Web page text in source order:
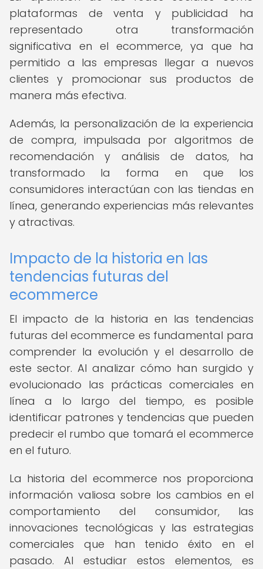
plataformas de venta y publicidad ha
representado otra transformación
significativa en el ecommerce, ya que ha
permitido a las empresas llegar a nuevos
clientes y promocionar sus productos de
manera más efectiva.
Además, la personalización de la experiencia
de compra, impulsada por algoritmos de
recomendación y análisis de datos, ha
transformado la forma en que los
consumidores interactúan con las tiendas en
línea, generando experiencias más relevantes
y atractivas.
Impacto de la historia en las
tendencias futuras del
ecommerce
El impacto de la historia en las tendencias
futuras del ecommerce es fundamental para
comprender la evolución y el desarrollo de
este sector. Al analizar cómo han surgido y
evolucionado las prácticas comerciales en
línea a lo largo del tiempo, es posible
identificar patrones y tendencias que pueden
predecir el rumbo que tomará el ecommerce
en el futuro.
La historia del ecommerce nos proporciona
información valiosa sobre los cambios en el
comportamiento del consumidor, las
innovaciones tecnológicas y las estrategias
comerciales que han tenido éxito en el
pasado. Al estudiar estos elementos, es